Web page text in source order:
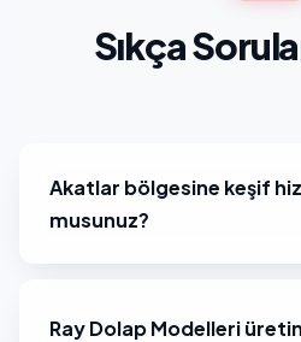
Sıkça
Akatlar bölgesine keşif
musunuz?
Ray Dolap Modelleri